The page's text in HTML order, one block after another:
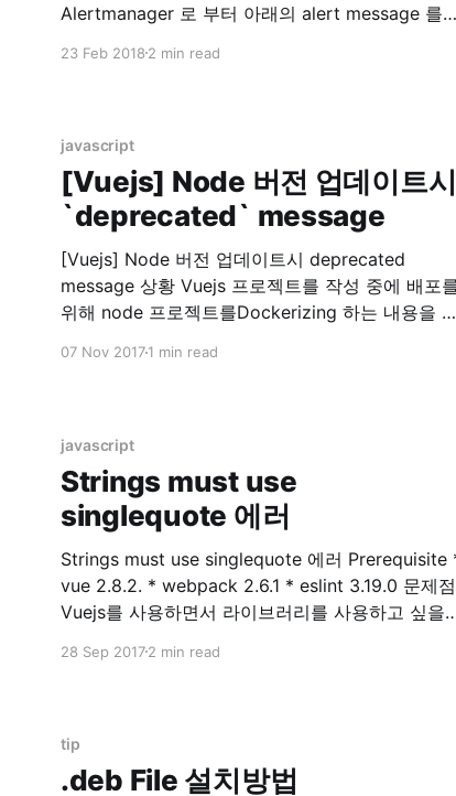
Alertmanager 로 부터 아래의 alert message 를
에서 관리하는 docker 모듈들을 간단히 web에 확
swap 용량을 절반 이상을 사용했다고 합니다.
Instance
23 Feb 20182 min read
javascript
[Vuejs] Node 버전 업데이트시
`deprecated` message
[Vuejs] Node 버전 업데이트시 deprecated
message 상황 Vuejs 프로젝트를 작성 중에 배포를
위해 node 프로젝트를Dockerizing 하는 내용을 검
07 Nov 20171 min read
javascript
Strings must use
singlequote 에러
Strings must use singlequote 에러 Prerequisite *
vue 2.8.2. * webpack 2.6.1 * eslint 3.19.0 문제점
Vuejs를 사용하면서 라이브러리를 사용하고 싶을
원해서 찾아보던 중, GitHub - vuejs/awesome-
28 Sep 20172 min read
tip
.deb File 설치방법